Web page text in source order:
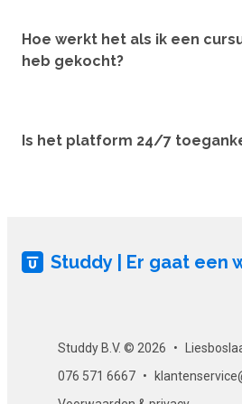
Hoe werkt het als ik een
heb gekocht?
Is het platform 24/7
Studdy | Er gaat een
Studdy B.V. © 2026
076 571 6667